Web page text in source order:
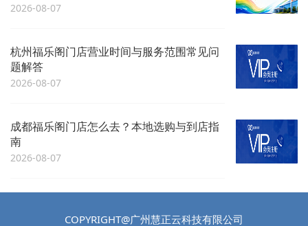
2026-08-07
杭州福乐阁门店营业时间与服务范围常见问
题解答
2026-08-07
成都福乐阁门店怎么去？本地选购与到店指
南
2026-08-07
COPYRIGHT@广州慧正云科技有限公司